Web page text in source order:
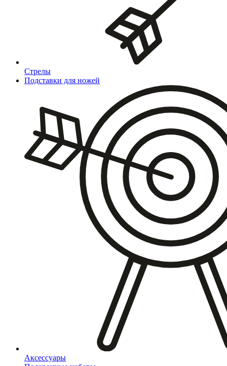
Стрелы
Подставки для ножей
Аксессуары